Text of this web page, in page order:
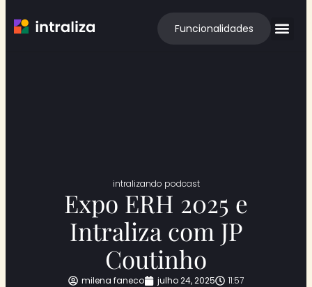
Funcionalidades
intralizando podcast
Expo ERH 2025 e
Intraliza com JP
Coutinho
milena faneco julho 24, 2025 11:57